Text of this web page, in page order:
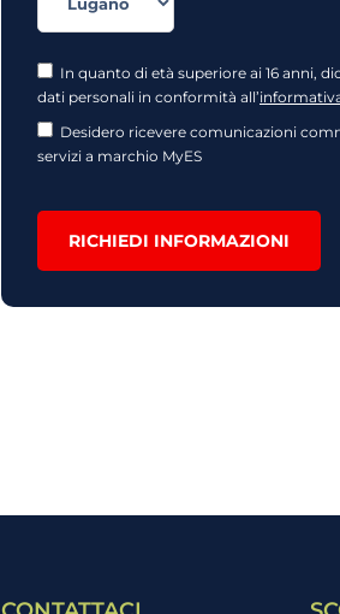
In quanto di età superiore ai 16 anni,
dati personali in conformità all’
Desidero ricevere comunicazioni
servizi a marchio MyES
RICHIEDI INFORMAZIONI